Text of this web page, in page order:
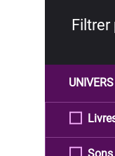
Filtrer
UNIVERS